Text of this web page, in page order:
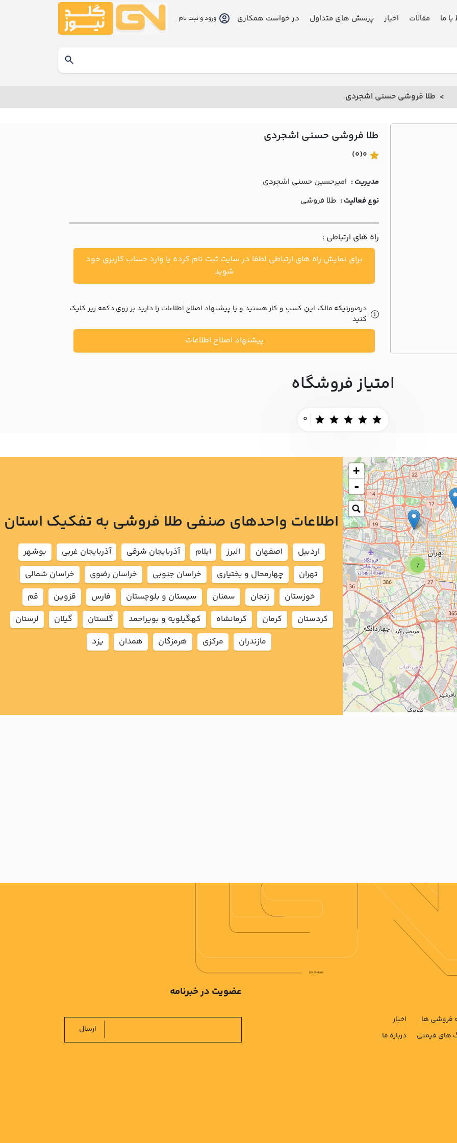
با ما مقالات اخبار پرسش های متداول در خواست همکاری ورود و ثبت نام
طلا فروشی حسني اشجردي
طلا فروشی حسني اشجردي
0
(0)
مدیریت : اميرحسين حسني اشجردي
نوع فعالیت : طلا فروشی
راه های ارتباطی :
برای نمایش راه های ارتباطی لطفا در سایت ثبت نام کرده یا وارد حساب کاربری خود
شوید
درصورتیکه مالک این کسب و کار هستید و یا پیشنهاد اصلاح اطلاعات را دارید بر روی دکمه زیر کلیک
کنید
پیشنهاد اصلاح اطلاعات
امتیاز فروشگاه
0
7
+
-
اطلاعات واحدهای صنفی طلا فروشی به تفکیک استان
اردبيل اصفهان البرز ايلام آذربايجان شرقي آذربايجان غربي
بوشهر
تهران
چهارمحال و بختياري خراسان جنوبي خراسان رضوي
خراسان شمالي
خوزستان
زنجان سمنان سيستان و بلوچستان فارس قزوين
قم
كردستان
كرمان كرمانشاه كهگيلويه و بويراحمد گلستان گيلان
لرستان
مازندران
مركزي هرمزگان همدان يزد
فروشی ها
های قیمتی
اخبار
درباره ما
عضویت در خبرنامه
ارسال